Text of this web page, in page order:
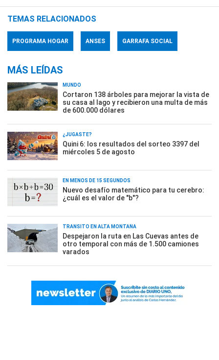
TEMAS RELACIONADOS
PROGRAMA HOGAR ANSES GARRAFA SOCIAL
MÁS LEÍDAS
MUNDO
Cortaron 138 árboles para mejorar la vista de
su casa al lago y recibieron una multa de más
de 600.000 dólares
¿JUGASTE?
Quini 6: los resultados del sorteo 3397 del
miércoles 5 de agosto
EN MENOS DE 15 SEGUNDOS
Nuevo desafío matemático para tu cerebro:
¿cuál es el valor de "b"?
TRÁNSITO EN ALTA MONTAÑA
Despejaron la ruta en Las Cuevas antes de
otro temporal con más de 1.500 camiones
varados